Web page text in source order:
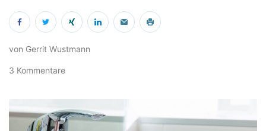
von Gerrit Wustmann
3 Kommentare